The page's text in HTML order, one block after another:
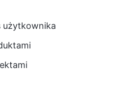
użytkownika